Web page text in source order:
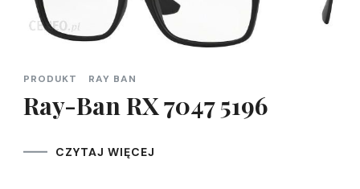
PRODUKT RAY BAN
Ray-Ban RX 7047 5196
CZYTAJ WIĘCEJ